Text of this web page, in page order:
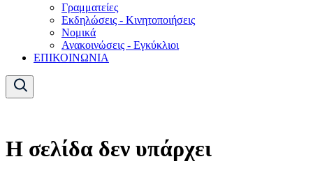
Γραμματείες
Εκδηλώσεις - Κινητοποιήσεις
Νομικά
Ανακοινώσεις - Εγκύκλιοι
ΕΠΙΚΟΙΝΩΝΙΑ
Η σελίδα δεν υπάρχει